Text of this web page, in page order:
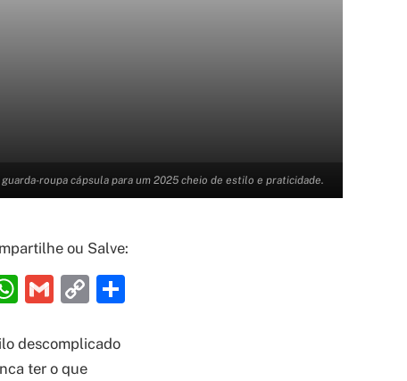
roupa cápsula para um 2025 cheio de estilo e praticidade.
ou Salve:
WhatsApp
Gmail
Copy
descomplicado
ter o que